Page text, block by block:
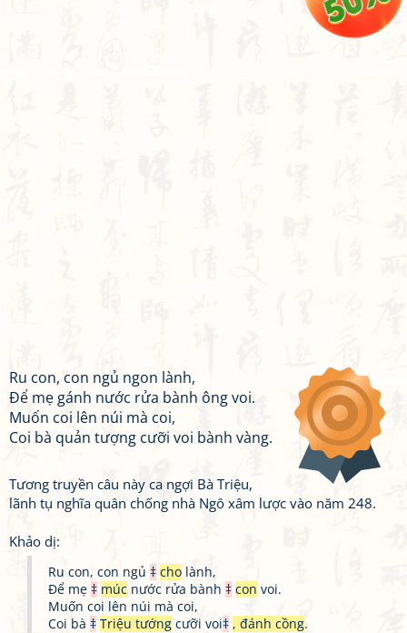
Ru con, con ngủ ngon lành,
Để mẹ gánh nước rửa bành ông voi.
Muốn coi lên núi mà coi,
Coi bà quản tượng cưỡi voi bành vàng.
Tương truyền câu này ca ngợi Bà Triệu,
lãnh tụ nghĩa quân chống nhà Ngô xâm lược vào năm 248.
Khảo dị:
Ru con, con ngủ ‡ cho lành,
Để mẹ ‡ múc nước rửa bành ‡ con voi.
Muốn coi lên núi mà coi,
Coi bà ‡ Triệu tướng cưỡi voi‡ , đánh cồng.